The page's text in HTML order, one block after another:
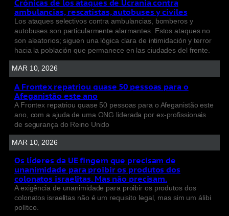
Crónicas de los ataques de Ucrania contra
ambulancias, rescatistas, autobuses y civiles
Los ataques selectivos contra ambulancias, bomberos y
autobuses son particularmente alarmantes. Estos ataques no
son aleatorios; siguen una lógica clara de intimidación y terror
hacia la población que permanece en las ciudades del frente.
MAR 10, 2026
A Frontex repatriou quase 50 pessoas para o
Afeganistão este ano
A Frontex repatriou quase 50 pessoas para o Afeganistão este
ano, com a ajuda de uma ONG liderada por ex-profissionais
de segurança do Reino Unido
MAR 10, 2026
Os líderes da UE fingem que precisam de
unanimidade para proibir os produtos dos
colonatos israelitas. Mas não precisam.
A exigência de unanimidade para proibir os produtos dos
colonatos israelitas não é um requisito legal, mas sim um álibi
político.